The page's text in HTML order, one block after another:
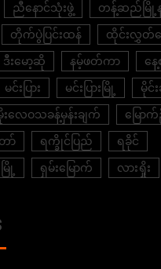
ညီနောင်သုံးဖွဲ့ တန့်ဆည်မြို့
တိုက်ပွဲပြင်းထန် ထိုင်းလွှတ်
ဒီးမော့ဆို နမ့်ဖတ်ကာ န
မင်းပြား မင်းပြားမြို့ မို
းလေဝသခန့်မှန်းချက် မြောက်
ာ် ရက္ခိုင်ပြည် ရခိုင်
ြို့ ရှမ်းမြောက် လားရှိုး